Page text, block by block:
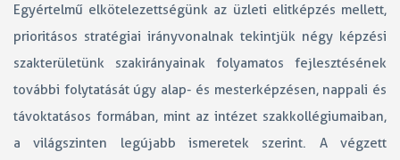
Egyértelmű elkötelezettségünk az üzleti elitképzés mellett,
prioritásos stratégiai irányvonalnak tekintjük négy képzési
szakterületünk szakirányainak folyamatos fejlesztésének
további folytatását úgy alap- és mesterképzésen, nappali és
távoktatásos formában, mint az intézet szakkollégiumaiban,
a világszinten legújabb ismeretek szerint. A végzett